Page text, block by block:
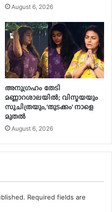
August 6, 2026
അനുഗ്രഹം തേടി
മണ്ണാറശാലയിൽ; വിസ്മയയും
സുചിത്രയും, ‘തുടക്കം’ നാളെ
മുതൽ
August 6, 2026
Required fields are